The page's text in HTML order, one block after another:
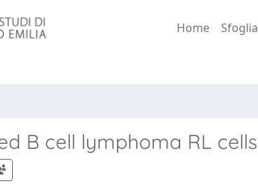
Home Sfoglia
B cell lymphoma RL cells